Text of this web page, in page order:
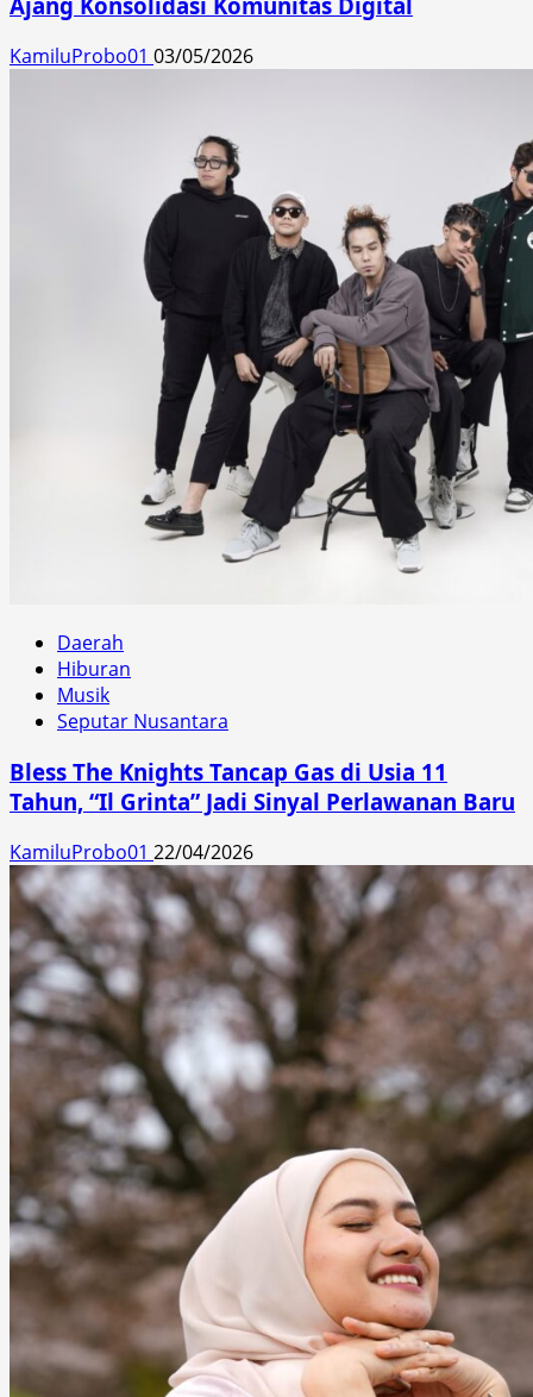
KamiluProbo01 03/05/2026
Daerah
Hiburan
Musik
Seputar Nusantara
Bless The Knights Tancap Gas di Usia 11
Tahun, “Il Grinta” Jadi Sinyal Perlawanan Baru
KamiluProbo01 22/04/2026